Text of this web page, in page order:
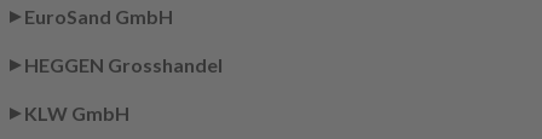
EuroSand GmbH
HEGGEN Grosshandel
KLW GmbH